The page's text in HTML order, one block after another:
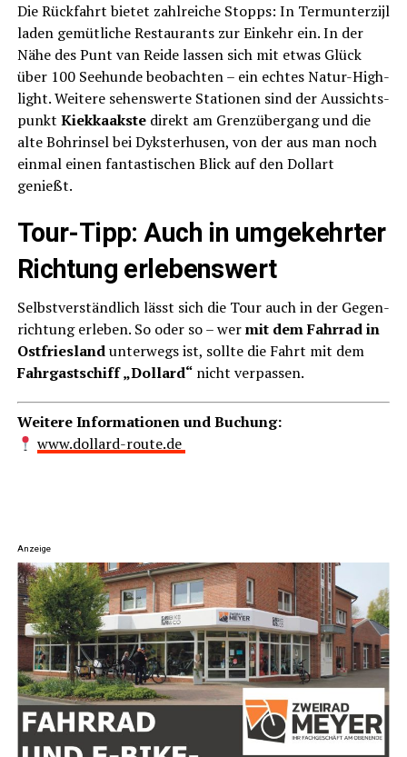
Die Rück­fahrt bie­tet zahl­rei­che Stopps: In Ter­mun­ter­zi­jl
laden gemüt­li­che Restau­rants zur Ein­kehr ein. In der
Nähe des Punt van Rei­de las­sen sich mit etwas Glück
über 100 See­hun­de beob­ach­ten – ein ech­tes Natur-High­
light. Wei­te­re sehens­wer­te Sta­tio­nen sind der Aus­sichts­
punkt Kiek­kaaks­tedirekt am Grenz­über­gang und die
alte Bohr­in­sel bei Dyks­ter­husen, von der aus man noch
ein­mal einen fan­tas­ti­schen Blick auf den Dol­lart
genießt.
Tour-Tipp: Auch in umge­kehr­ter
Rich­tung erlebenswert
Selbst­ver­ständ­lich lässt sich die Tour auch in der Gegen­
rich­tung erle­ben. So oder so – wermit dem Fahr­rad in
Ost­fries­landunter­wegs ist, soll­te die Fahrt mit dem
Fahr­gast­schiff „Dol­lard“nicht verpassen.
Wei­te­re Infor­ma­tio­nen und Buchung:
www.dollard-route.de
Anzeige